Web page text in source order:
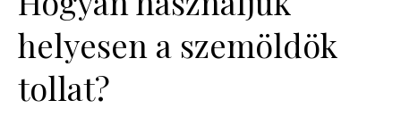
helyesen a szemöldök
tollat?